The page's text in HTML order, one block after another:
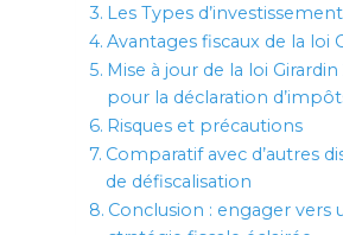
Les Types
Avantages fiscaux de la loi
Mise à jour de la loi Girardin
pour la déclaration
Risques et précautions
Comparatif avec d’autres
de défiscalisation
Conclusion : engager vers